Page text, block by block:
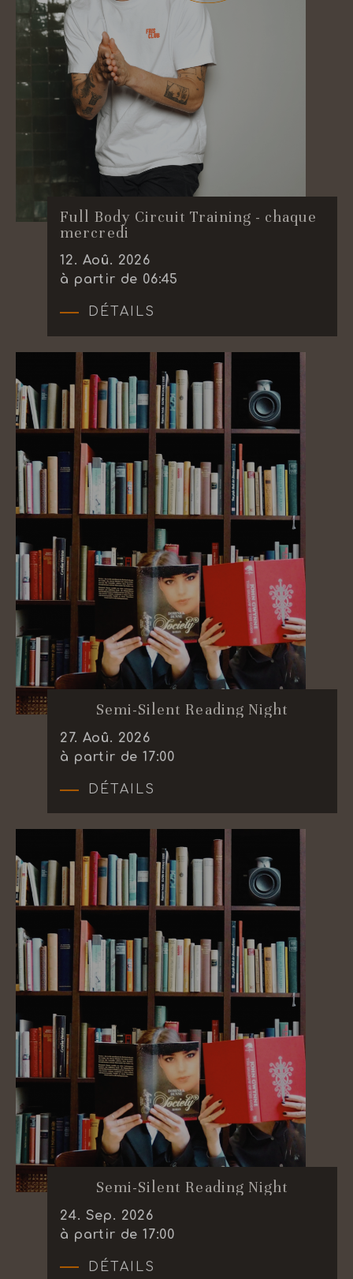
Full Body Circuit Training - chaque
mercredi
12. Aoû. 2026
à partir de 06:45
DÉTAILS
Semi-Silent Reading Night
27. Aoû. 2026
à partir de 17:00
DÉTAILS
Semi-Silent Reading Night
24. Sep. 2026
à partir de 17:00
DÉTAILS